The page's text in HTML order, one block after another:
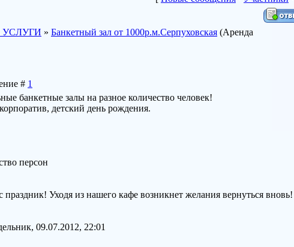
УСЛУГИ » Банкетный зал от 1000р.м.Серпуховская (Аренда
# 1
банкетные залы на разное количество человек!
детский день рождения.
персон
Уходя из нашего кафе возникнет желания вернуться вновь!
09.07.2012, 22:01